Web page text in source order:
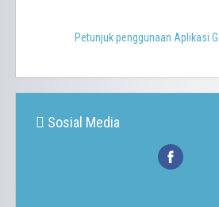
Petunjuk penggunaan Aplikasi
Sosial Media